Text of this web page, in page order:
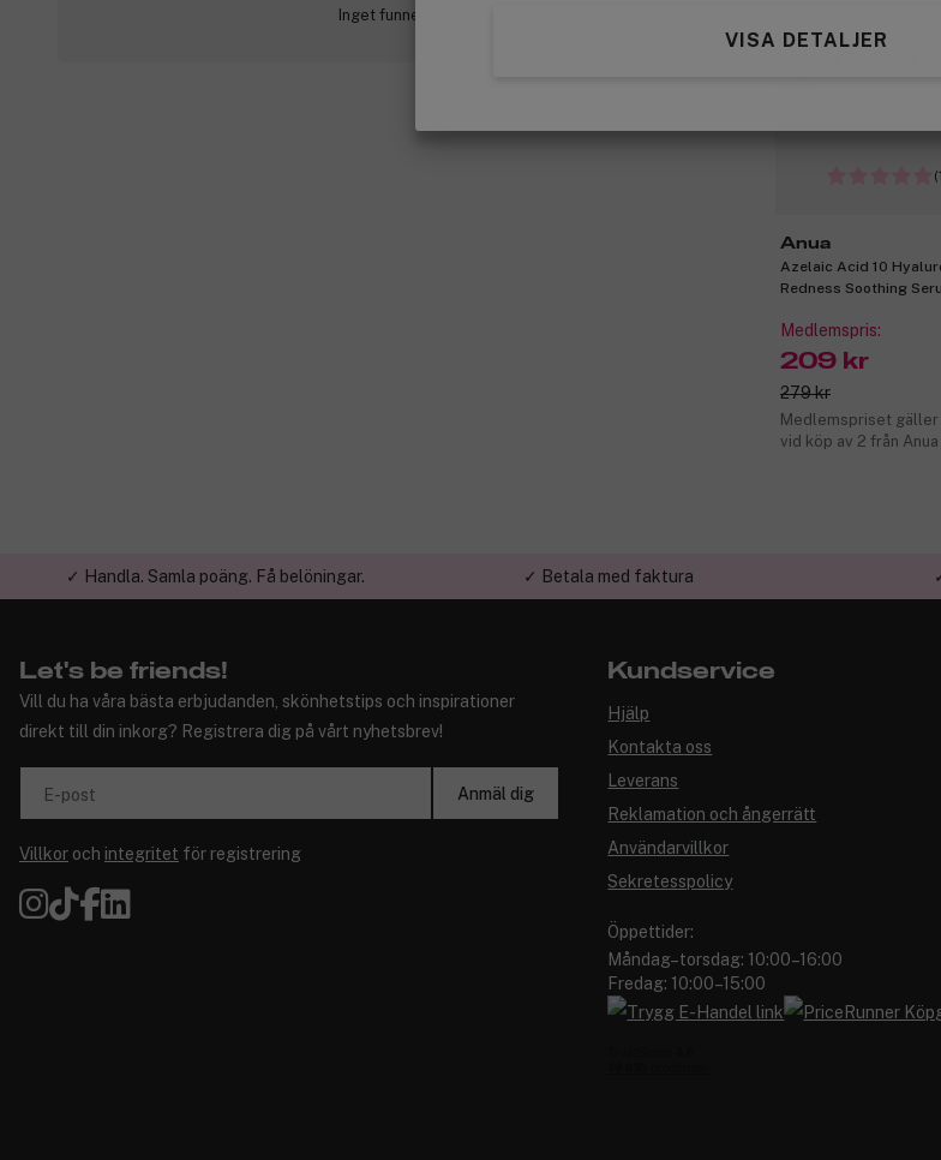
VISA DETALJER
Anua
Azelaic Acid 10
Redness Soothing
Medlemspris:
209 kr
279 kr
Medlemspriset gäller
vid köp av 2 från Anua
Inget funnet
✓ Handla. Samla poäng. Få belöningar. ✓ Betala med faktura
Let's be friends!
Vill du ha våra bästa erbjudanden, skönhetstips och inspirationer
direkt till din inkorg? Registrera dig på vårt nyhetsbrev!
E-post Anmäl dig
Villkor och integritet för registrering
Kundservice
Hjälp
Kontakta oss
Leverans
Reklamation och ångerrätt
Användarvillkor
Sekretesspolicy
Öppettider:
Måndag–torsdag: 10:00–16:00
Fredag: 10:00–15:00